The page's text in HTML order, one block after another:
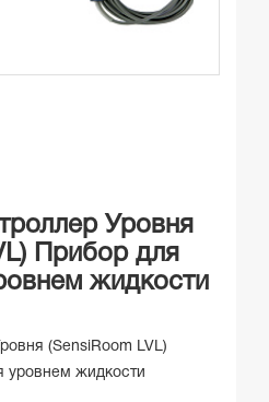
Уровня
Прибор для
жидкости
(SensiRoom LVL)
уровнем жидкости